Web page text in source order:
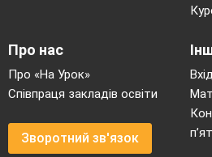
Про нас
Про «На Урок»
Співпраця закладів освіти
Зворотний зв'язок